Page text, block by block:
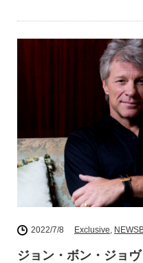
2022/7/8 Exclusive
ジョン・ボン・ジョ